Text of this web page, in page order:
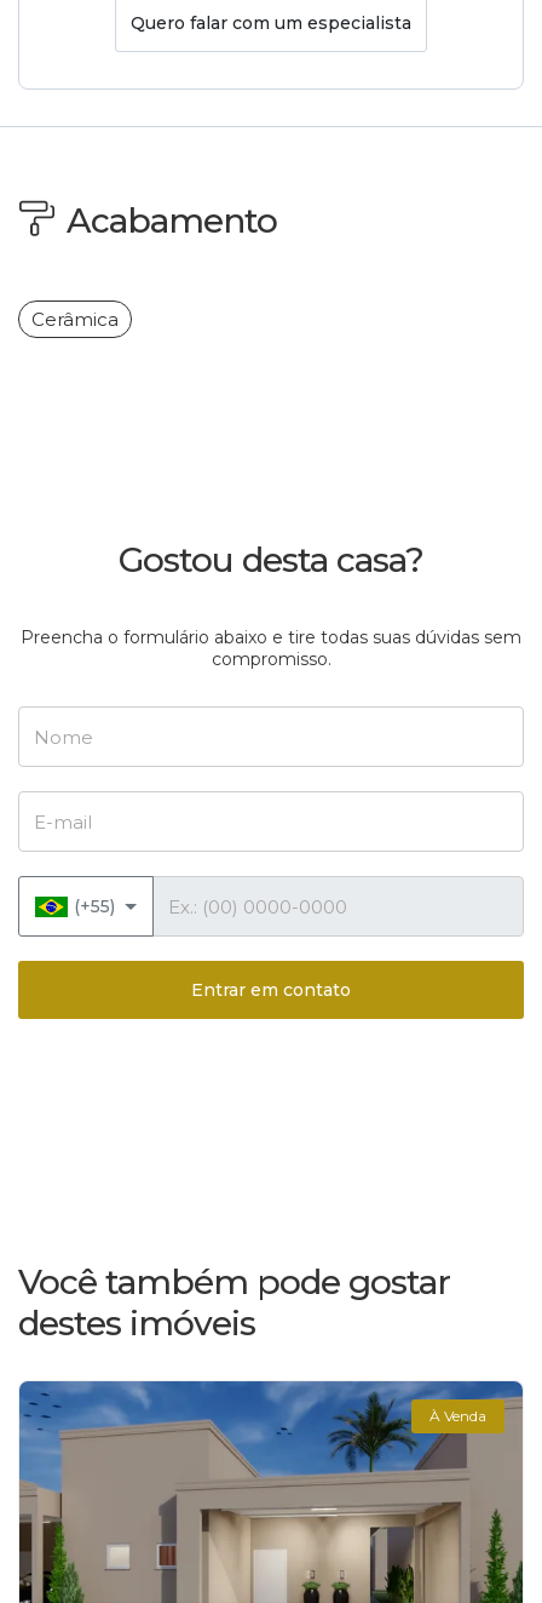
Quero falar com um especialista
Acabamento
Cerâmica
Gostou desta casa?
Preencha o formulário abaixo e tire todas suas dúvidas sem
compromisso.
(+55)
Entrar em contato
Você também pode gostar
destes imóveis
À Venda